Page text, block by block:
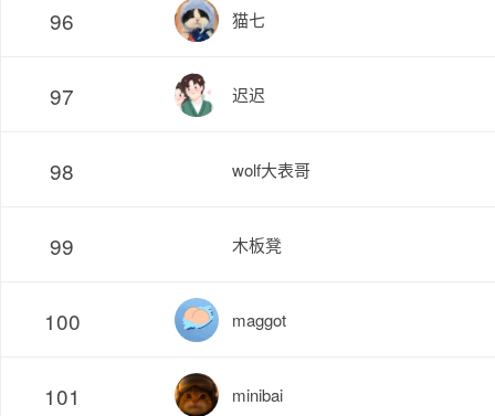
96 猫七
97 迟迟
98 wolf大表哥
99 木板凳
100 maggot
101 minibai